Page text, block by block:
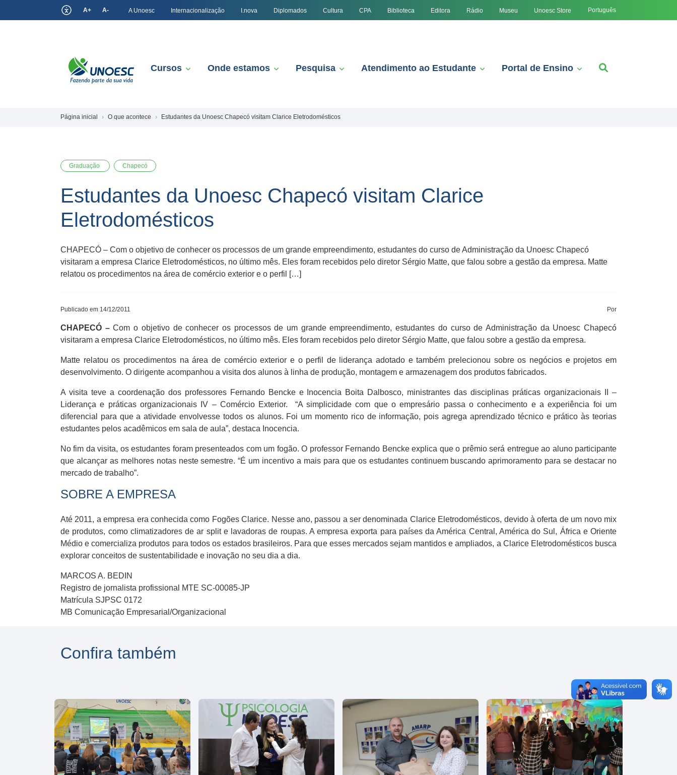
A+ A- A Unoesc Internacionalização I.nova Diplomados Cultura CPA Biblioteca Editora Rádio Museu Unoesc Store Português
Cursos Onde estamos Pesquisa Atendimento ao Estudante Portal de Ensino
Página inicial O que acontece Estudantes da Unoesc Chapecó visitam Clarice Eletrodomésticos
Graduação Chapecó
Estudantes da Unoesc Chapecó visitam Clarice
Eletrodomésticos
CHAPECÓ – Com o objetivo de conhecer os processos de um grande empreendimento, estudantes do curso de Administração da Unoesc Chapecó
visitaram a empresa Clarice Eletrodomésticos, no último mês. Eles foram recebidos pelo diretor Sérgio Matte, que falou sobre a gestão da empresa. Matte
relatou os procedimentos na área de comércio exterior e o perfil […]
Publicado em 14/12/2011 Por
CHAPECÓ –Com o objetivo de conhecer os processos de um grande empreendimento, estudantes do curso de Administração da Unoesc Chapecó
visitaram a empresa Clarice Eletrodomésticos, no último mês. Eles foram recebidos pelo diretor Sérgio Matte, que falou sobre a gestão da empresa.
Matte relatou os procedimentos na área de comércio exterior e o perfil de liderança adotado e também prelecionou sobre os negócios e projetos em
desenvolvimento. O dirigente acompanhou a visita dos alunos à linha de produção, montagem e armazenagem dos produtos fabricados.
A visita teve a coordenação dos professores Fernando Bencke e Inocencia Boita Dalbosco, ministrantes das disciplinas práticas organizacionais II –
Liderança e práticas organizacionais IV – Comércio Exterior. “A simplicidade com que o empresário passa o conhecimento e a experiência foi um
diferencial para que a atividade envolvesse todos os alunos. Foi um momento rico de informação, pois agrega aprendizado técnico e prático às teorias
estudantes pelos acadêmicos em sala de aula”, destaca Inocencia.
No fim da visita, os estudantes foram presenteados com um fogão. O professor Fernando Bencke explica que o prêmio será entregue ao aluno participante
que alcançar as melhores notas neste semestre. “É um incentivo a mais para que os estudantes continuem buscando aprimoramento para se destacar no
mercado de trabalho”.
SOBRE A EMPRESA
Até 2011, a empresa era conhecida como Fogões Clarice. Nesse ano, passou a ser denominada Clarice Eletrodomésticos, devido à oferta de um novo mix
de produtos, como climatizadores de ar split e lavadoras de roupas. A empresa exporta para países da América Central, América do Sul, África e Oriente
Médio e comercializa produtos para todos os estados brasileiros. Para que esses mercados sejam mantidos e ampliados, a Clarice Eletrodomésticos busca
explorar conceitos de sustentabilidade e inovação no seu dia a dia.
MARCOS A. BEDIN
Registro de jornalista profissional MTE SC-00085-JP
Matrícula SJPSC 0172
MB Comunicação Empresarial/Organizacional
Confira também